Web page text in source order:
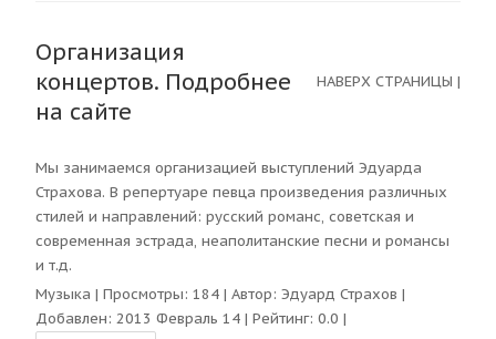
Организация
концертов. Подробнее
на сайте
НАВЕРХ СТРАНИЦЫ |
Мы занимаемся организацией выступлений Эдуарда
Страхова. В репертуаре певца произведения различных
стилей и направлений: русский романс, советская и
современная эстрада, неаполитанские песни и романсы
и т.д.
Музыка | Просмотры: 184 | Автор: Эдуард Страхов |
Добавлен: 2013 Февраль 14 | Рейтинг: 0.0 |